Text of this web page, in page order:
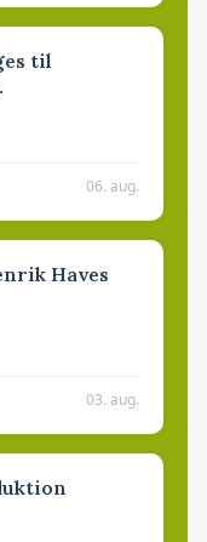
til
06. aug.
Haves
03. aug.